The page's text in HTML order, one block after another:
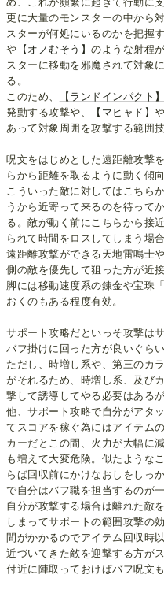
更に大量のモンスターの中から
スターが何処にいるのかを把握
や 【オノむそう】のような射程
スターに移動を邪魔されて対象
る。
このため、
【ランドインパクト】
発動する攻撃や、
【マヒャド】や
あって対象周囲を攻撃する範囲
呪文をはじめとした遠距離攻撃
らから距離を取るように動く傾向
こういった敵に対してはこちら
うから近寄って来るのを待って
る。敵が動く前にこちらから接
られて時間をロスしてしまう場合
遠距離攻撃ができる天地雷鳴士
側の敵を優先して狙った方が近
脚には移動速度系の錬金や宝珠
おくのもある程度有効。
サポート攻略だといっそ攻撃は
バフ掛けに回った方が良いぐらい
ただし、時増し系や、第三のカ
がそれるため、時増し系、及び
撃して誘導してやる必要はあるが
他、サポート攻略で自分がアタ
てスコアを稼ぐ為にはアイテム
カーだとこの間、火力が大幅に
も増えて大変危険。似たような
らば回収前にかけなおしをしっ
で自分はバフ職を担当するのが
自分が攻撃する場合は離れた敵
しまってサポートの範囲攻撃の
間がかかるのでアイテム回収時
近づいてきた敵を迎撃する方が
付近に陣取っておけばバフ呪文